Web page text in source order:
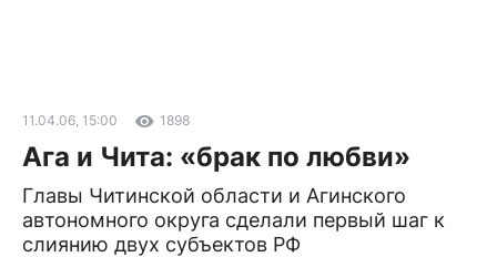
11.04.06, 15:00 1898
Ага и Чита: «брак по любви»
Главы Читинской области и Агинского
автономного округа сделали первый шаг к
слиянию двух субъектов РФ